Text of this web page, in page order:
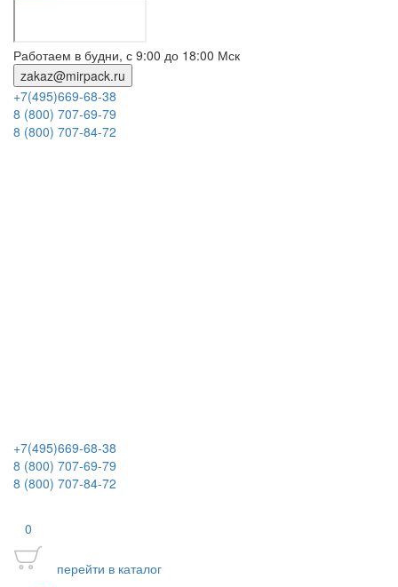
Работаем в будни, с 9:00 до 18:00 Мск
zakaz@mirpack.ru
+7(495)669-68-38
8 (800) 707-69-79
8 (800) 707-84-72
+7(495)669-68-38
8 (800) 707-69-79
8 (800) 707-84-72
0
перейти в каталог